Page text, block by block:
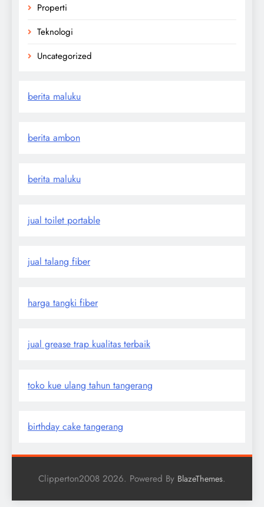
Properti
Teknologi
Uncategorized
berita maluku
berita ambon
berita maluku
jual toilet portable
jual talang fiber
harga tangki fiber
jual grease trap kualitas terbaik
toko kue ulang tahun tangerang
birthday cake tangerang
Clipperton2008 2026. Powered By BlazeThemes.